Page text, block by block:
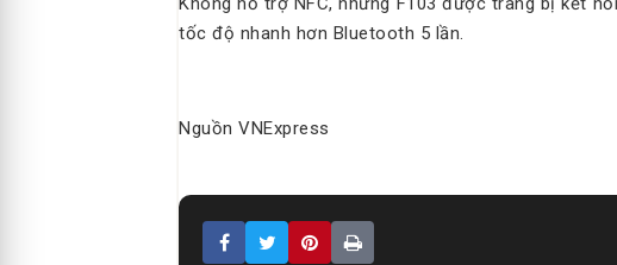
tốc độ nhanh hơn Bluetooth 5 lần.
Nguồn VNExpress